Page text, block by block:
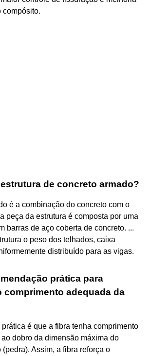
compósito.
de concreto armado?
é a combinação do concreto com o
peça da estrutura é composta por uma
barras de aço coberta de concreto. ...
o peso dos telhados, caixa
distribuído para as vigas.
prática para
comprimento adequada da
é que a fibra tenha comprimento
dobro da dimensão máxima do
Assim, a fibra reforça o